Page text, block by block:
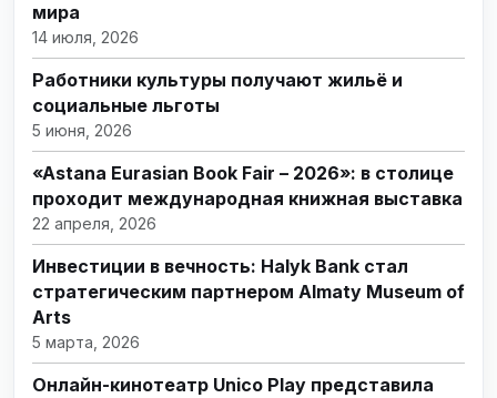
мира
14 июля, 2026
Работники культуры получают жильё и
социальные льготы
5 июня, 2026
«Astana Eurasian Book Fair – 2026»: в столице
проходит международная книжная выставка
22 апреля, 2026
Инвестиции в вечность: Halyk Bank стал
стратегическим партнером Almaty Museum of
Arts
5 марта, 2026
Онлайн-кинотеатр Unico Play представила